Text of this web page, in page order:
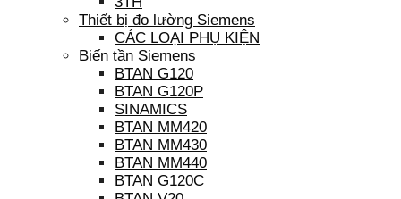
Thiết bị đo lường Siemens
CÁC LOẠI PHỤ KIỆN
Biến tần Siemens
BTAN G120
BTAN G120P
SINAMICS
BTAN MM420
BTAN MM430
BTAN MM440
BTAN G120C